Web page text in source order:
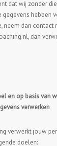
dat wij zonder
gegevens hebben
neem dan contact
dan
en op basis van
verwerken
verwerkt jouw
doelen: